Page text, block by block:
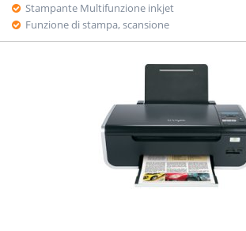
Stampante Multifunzione inkjet
Funzione di stampa, scansione